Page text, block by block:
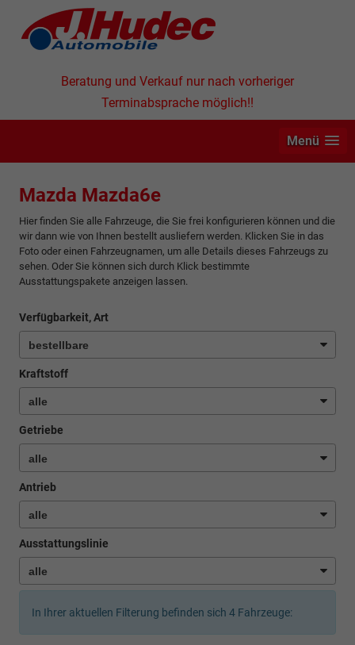
Beratung und Verkauf nur nach vorheriger
Terminabsprache möglich!!
Menü
Mazda Mazda6e
Hier finden Sie alle Fahrzeuge, die Sie frei konfigurieren können und die
wir dann wie von Ihnen bestellt ausliefern werden. Klicken Sie in das
Foto oder einen Fahrzeugnamen, um alle Details dieses Fahrzeugs zu
sehen. Oder Sie können sich durch Klick bestimmte
Ausstattungspakete anzeigen lassen.
Verfügbarkeit, Art
Kraftstoff
Getriebe
Antrieb
Ausstattungslinie
In Ihrer aktuellen Filterung befinden sich 4 Fahrzeuge: